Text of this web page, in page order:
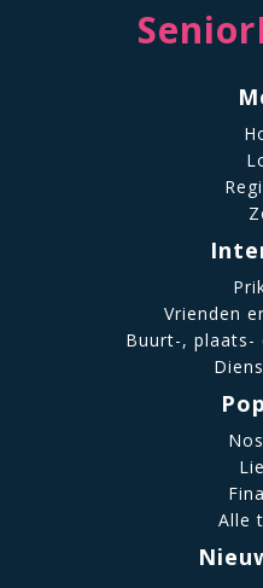
Vrienden
Buurt-, plaats-
Alle